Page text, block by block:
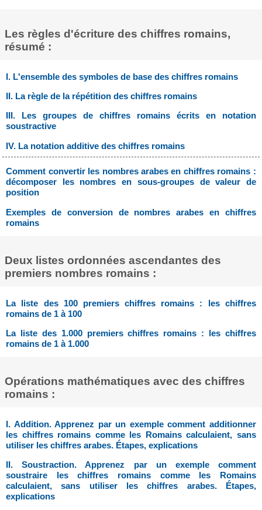
Les règles d'écriture des chiffres romains,
résumé :
I. L'ensemble des symboles de base des chiffres romains
II. La règle de la répétition des chiffres romains
III. Les groupes de chiffres romains écrits en notation
soustractive
IV. La notation additive des chiffres romains
Comment convertir les nombres arabes en chiffres romains :
décomposer les nombres en sous-groupes de valeur de
position
Exemples de conversion de nombres arabes en chiffres
romains
Deux listes ordonnées ascendantes des
premiers nombres romains :
La liste des 100 premiers chiffres romains : les chiffres
romains de 1 à 100
La liste des 1.000 premiers chiffres romains : les chiffres
romains de 1 à 1.000
Opérations mathématiques avec des chiffres
romains :
I. Addition. Apprenez par un exemple comment additionner
les chiffres romains comme les Romains calculaient, sans
utiliser les chiffres arabes. Étapes, explications
II. Soustraction. Apprenez par un exemple comment
soustraire les chiffres romains comme les Romains
calculaient, sans utiliser les chiffres arabes. Étapes,
explications